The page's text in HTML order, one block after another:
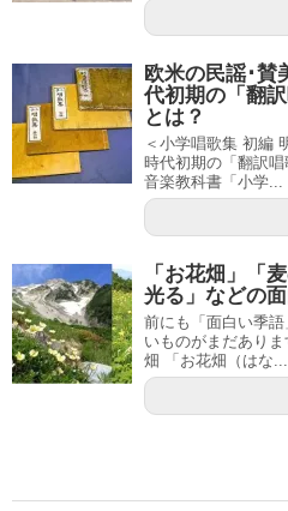
欧米の民謡･賛
代初期の「翻
とは？
＜小学唱歌集 初編
時代初期の「翻訳
音楽教科書「小学...
「お花畑」「
光る」などの
前にも「面白い季
いものがまだあり
畑 「お花畑（はな...